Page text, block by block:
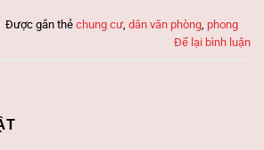
Được gắn thẻ chung cư, dân văn phòng phong
Để lại bình luận